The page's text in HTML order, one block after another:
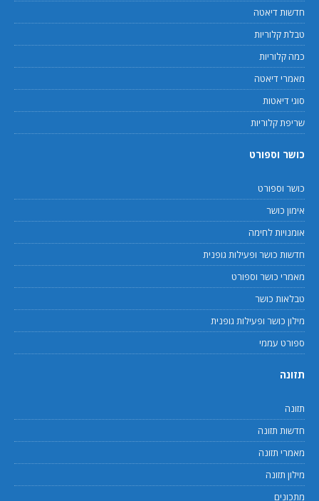
חדשות דיאטה
טבלת קלוריות
כמה קלוריות
מאמרי דיאטה
סוגי דיאטות
שריפת קלוריות
כושר וספורט
כושר וספורט
אימון כושר
אומנויות לחימה
חדשות כושר ופעילות גופנית
מאמרי כושר וספורט
טבלאות כושר
מילון כושר ופעילות גופנית
ספורט עממי
תזונה
תזונה
חדשות תזונה
מאמרי תזונה
מילון תזונה
מתכונים